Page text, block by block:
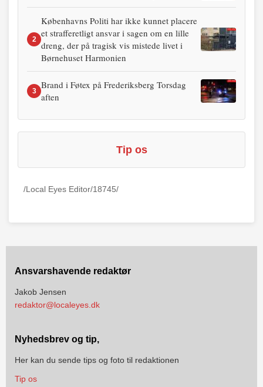
2
Københavns Politi har ikke kunnet placere
et strafferetligt ansvar i sagen om en lille
dreng, der på tragisk vis mistede livet i
Børnehuset Harmonien
3
Brand i Føtex på Frederiksberg Torsdag
aften
Tip os
/Local Eyes Editor/18745/
Ansvarshavende redaktør
Jakob Jensen
redaktor@localeyes.dk
Nyhedsbrev og tip,
Her kan du sende tips og foto til redaktionen
Tip os